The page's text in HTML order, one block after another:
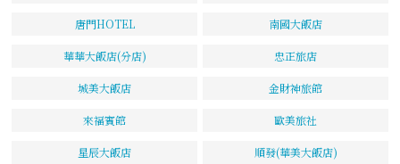
唐門HOTEL 南國大飯店
華華大飯店(分店) 忠正旅店
城美大飯店 金財神旅館
來福賓館 歐美旅社
星辰大飯店 順發(華美大飯店)